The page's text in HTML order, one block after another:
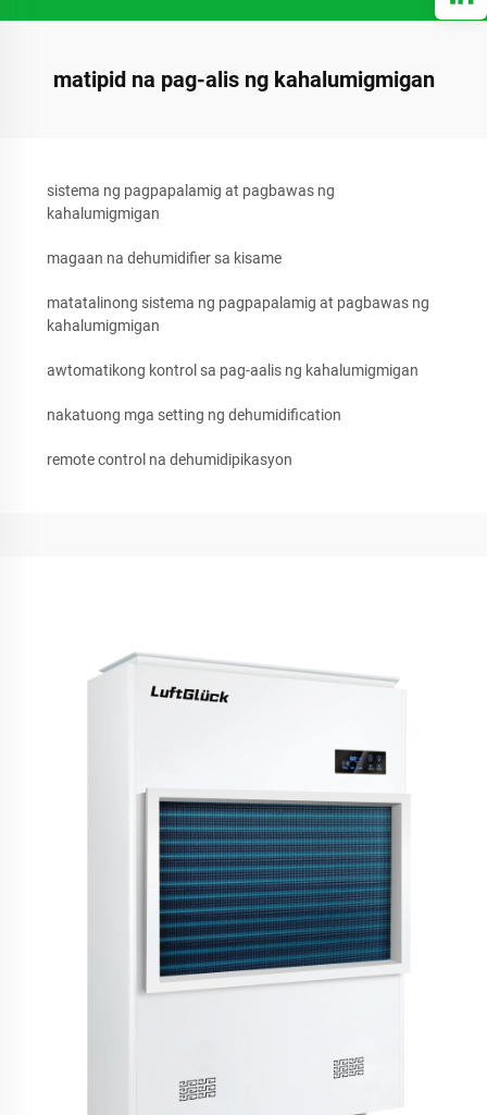
matipid na pag-alis ng kahalumigmigan
sistema ng pagpapalamig at pagbawas ng
kahalumigmigan
magaan na dehumidifier sa kisame
matatalinong sistema ng pagpapalamig at pagbawas ng
kahalumigmigan
awtomatikong kontrol sa pag-aalis ng kahalumigmigan
nakatuong mga setting ng dehumidification
remote control na dehumidipikasyon